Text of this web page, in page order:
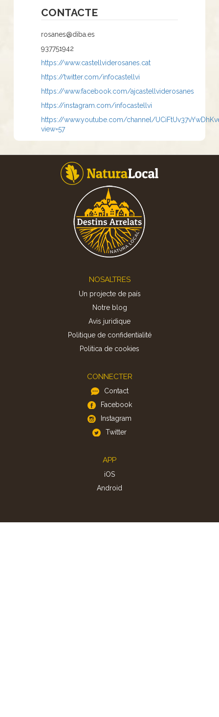
CONTACTE
rosanes@diba.es
937751942
https://www.castellviderosanes.cat
https://twitter.com/infocastellvi
https://www.facebook.com/ajcastellviderosanes
https://instagram.com/infocastellvi
https://www.youtube.com/channel/
view=57
NOSALTRES
Un projecte de país
Notre blog
Avis juridique
Politique de confidentialité
Politica de cookies
CONNECTER
Contact
Facebook
Instagram
Twitter
APP
iOS
Android